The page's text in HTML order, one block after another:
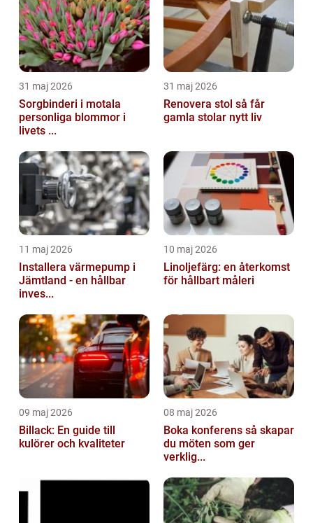
31 maj 2026
Sorgbinderi i motala
personliga blommor i
livets ...
31 maj 2026
Renovera stol så får
gamla stolar nytt liv
11 maj 2026
Installera värmepump i
Jämtland - en hållbar
inves...
10 maj 2026
Linoljefärg: en återkomst
för hållbart måleri
09 maj 2026
Billack: En guide till
kulörer och kvaliteter
08 maj 2026
Boka konferens så skapar
du möten som ger
verklig...